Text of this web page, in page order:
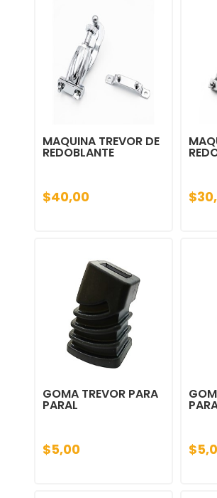
MAQUINA TREVOR DE
REDOBLANTE
$40,00
GOMA TREVOR PARA
PARAL
$5,00